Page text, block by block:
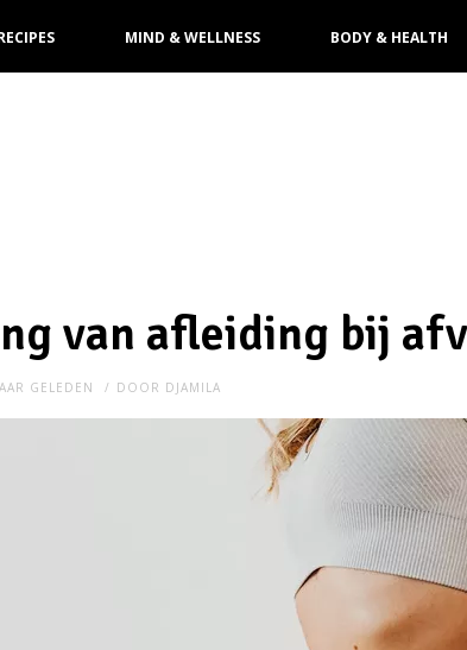
MIND & WELLNESS BODY & HEALTH
van afleiding bij
GELEDEN DOOR DJAMILA